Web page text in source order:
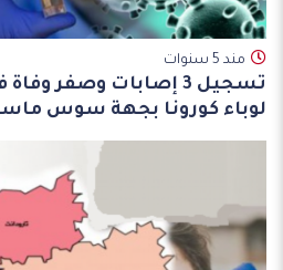
مند 5 سنوات
تسجيل 3 إصابات وصفر
لوباء كورونا بجهة سوس